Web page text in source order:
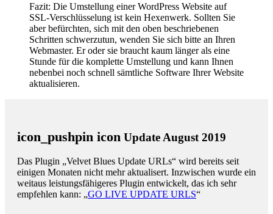
Fazit: Die Umstellung einer WordPress Website auf
SSL-Verschlüsselung ist kein Hexenwerk. Sollten Sie
aber befürchten, sich mit den oben beschriebenen
Schritten schwerzutun, wenden Sie sich bitte an Ihren
Webmaster. Er oder sie braucht kaum länger als eine
Stunde für die komplette Umstellung und kann Ihnen
nebenbei noch schnell sämtliche Software Ihrer Website
aktualisieren.
icon_pushpin icon Update August 2019
Das Plugin „Velvet Blues Update URLs“ wird bereits seit
einigen Monaten nicht mehr aktualisert. Inzwischen wurde ein
weitaus leistungsfähigeres Plugin entwickelt, das ich sehr
empfehlen kann: „GO LIVE UPDATE URLS“